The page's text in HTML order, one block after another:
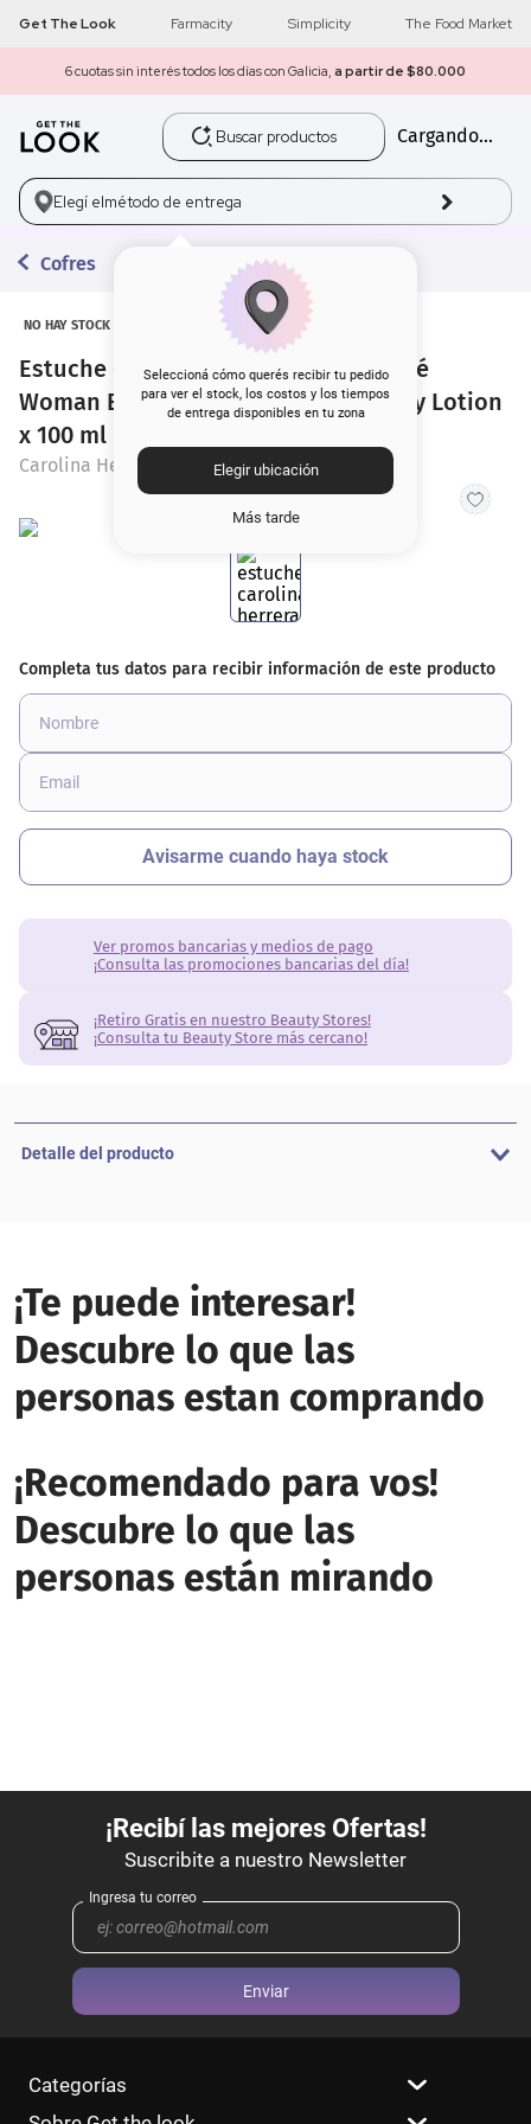
Get The Look Farmacity Simplicity The Food Market
6 cuotas sin interés todos los días con Galicia, a partir de $80.000
Buscar productos
Cargando...
Elegí elmétodo de entrega
Seleccioná cómo querés recibir tu pedido
para ver el stock, los costos y los tiempos
de entrega disponibles en tu zona
Elegir ubicación
Más tarde
Cofres
NO HAY STOCK
Estuche Carolina Herrera 212 Vip Rosé
Woman Eau de Parfum x 80 ml + Body Lotion
x 100 ml
Carolina Herrera
Ver promos bancarias y medios de pago
¡Consulta las promociones bancarias del día!
¡Retiro Gratis en nuestro Beauty Stores!
¡Consulta tu Beauty Store más cercano!
Detalle del producto
¡Te puede interesar!
Descubre lo que las
personas estan comprando
¡Recomendado para vos!
Descubre lo que las
personas están mirando
Enviar
Categorías
1 get the look
2 máscara pestañas
3.
5. corrector
8.